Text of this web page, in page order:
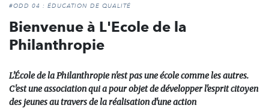
l'engagement
#ODD 04 : ÉDUCATION DE QUALITÉ
Bienvenue à L'Ecole de la
Philanthropie
L'École de la Philanthropie n'est pas une école comme les autres.
C'est une association qui a pour objet de développer l'esprit citoyen
des jeunes au travers de la réalisation d'une action